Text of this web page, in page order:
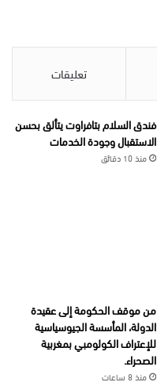
تعليقات
فندق السلام بتافراوت يتألق بحسن
الاستقبال وجودة الخدمات
منذ 10 دقائق
من موقف الحكومة إلى عقيدة
الدولة، المأسسة الجيوسياسية
للإعتراف الكولومبي بمغربية
الصحراء.
منذ 8 ساعات